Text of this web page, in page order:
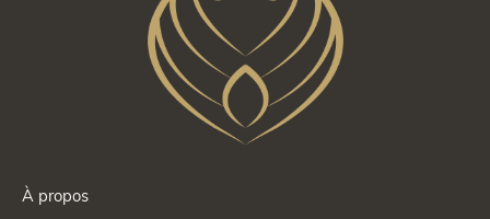
À propos